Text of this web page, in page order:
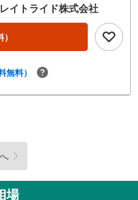
イトライド株式会社
無料）
場